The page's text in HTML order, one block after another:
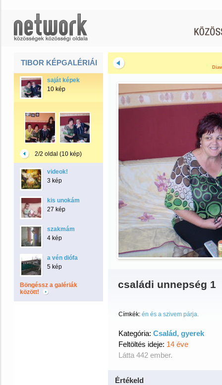
TIBOR KÉPGALÉRIÁI
saját képek
10 kép
2/2 oldal (10 kép)
videok!
3 kép
kis unokám
27 kép
szakmám
4 kép
a vén diófa
5 kép
Böngéssz a galériák
között!
családi unnepség 1
Címkék: én és a szivem párja.
Kategória: Család, gyerek
Feltöltés ideje: 14 éve
Látta 442 ember.
Értékeld